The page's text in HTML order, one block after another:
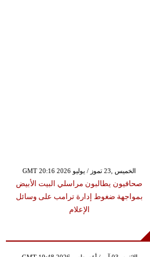
GMT 20:16 2026 الخميس ,23 تموز / يوليو
صحافيون يطالبون مراسلي البيت الأبيض
بمواجهة ضغوط إدارة ترامب على وسائل
الإعلام